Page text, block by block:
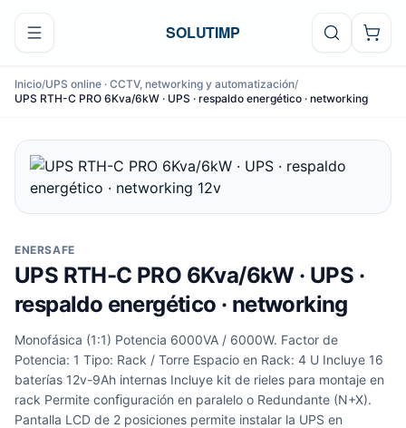
Ir al contenido
SOLUTIMP
Inicio/UPS online · CCTV, networking y automatización/
UPS RTH-C PRO 6Kva/6kW · UPS · respaldo energético · networking
ENERSAFE
UPS RTH-C PRO 6Kva/6kW · UPS ·
respaldo energético · networking
Monofásica (1:1) Potencia 6000VA / 6000W. Factor de
Potencia: 1 Tipo: Rack / Torre Espacio en Rack: 4 U Incluye 16
baterías 12v-9Ah internas Incluye kit de rieles para montaje en
rack Permite conﬁguración en paralelo o Redundante (N+X).
Pantalla LCD de 2 posiciones permite instalar la UPS en